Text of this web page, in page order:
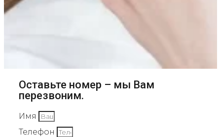
Оставьте номер – мы Вам
перезвоним.
Имя
Телефон